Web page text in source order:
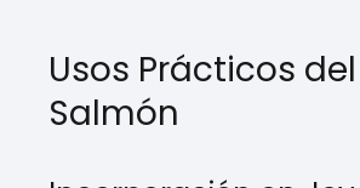
Usos Prácticos
Salmón